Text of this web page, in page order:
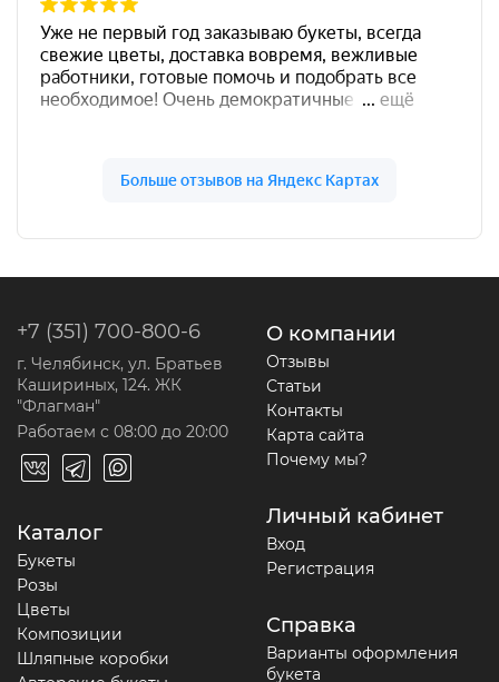
+7 (351) 700-800-6
г. Челябинск, ул. Братьев
Кашириных, 124. ЖК
"Флагман"
Работаем с 08:00 до 20:00
Каталог
Букеты
Розы
Цветы
Композиции
Шляпные коробки
О компании
Отзывы
Статьи
Контакты
Карта сайта
Почему мы?
Личный кабинет
Вход
Регистрация
Справка
Варианты оформления
букета